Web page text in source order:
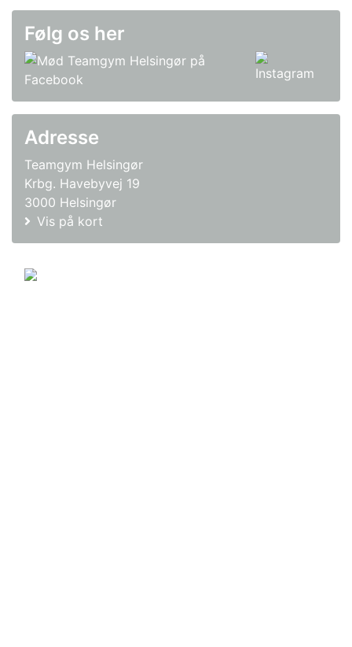
Følg os her
Adresse
Teamgym Helsingør
Krbg. Havebyvej 19
3000 Helsingør
Vis på kort